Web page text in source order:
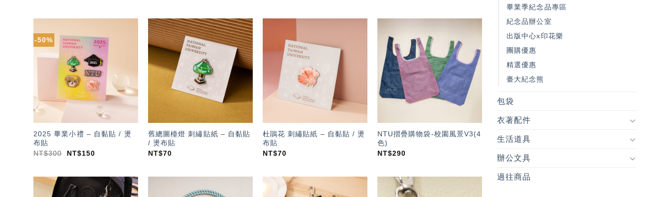
-50%
2025 畢業小禮 – 自黏貼 / 燙
布貼
NT$300 NT$150
加入
「願
望輕
單」
舊總圖檯燈 刺繡貼紙 – 自黏貼
/ 燙布貼
NT$70
杜鵑花 刺繡貼紙 – 自黏貼 / 燙
布貼
NT$70
加入
望輕
單」
NTU摺疊購物袋-校園風景V3(4
色)
NT$290
畢業季紀念品專區
紀念品辦公室
出版中心x印花樂
團購優惠
精選優惠
臺大紀念熊
包袋
衣著配件
生活道具
辦公文具
過往商品